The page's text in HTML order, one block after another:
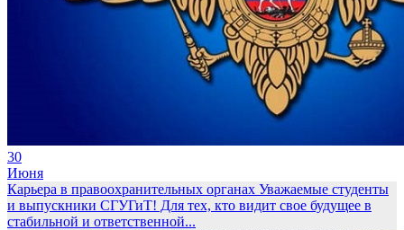
30
Июня
Карьера в правоохранительных органах Уважаемые студенты
и выпускники СГУГиТ! Для тех, кто видит свое будущее в
стабильной и ответственной...